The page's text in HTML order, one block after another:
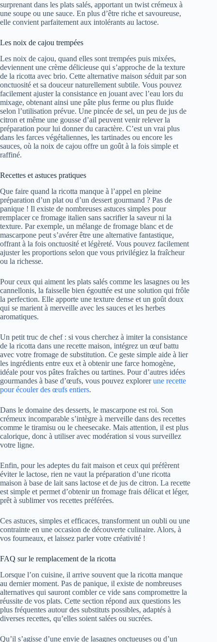
surprenant dans les plats salés, apportant un twist crémeux à
une soupe ou une sauce. En plus d’être riche et savoureuse,
elle convient parfaitement aux intolérants au lactose.
Les noix de cajou trempées
Les noix de cajou, quand elles sont trempées puis mixées,
deviennent une crème délicieuse qui s’approche de la texture
de la ricotta avec brio. Cette alternative maison séduit par son
onctuosité et sa douceur naturellement subtile. Vous pouvez
facilement ajuster la consistance en jouant avec l’eau lors du
mixage, obtenant ainsi une pâte plus ferme ou plus fluide
selon l’utilisation prévue. Une pincée de sel, un peu de jus de
citron et même une gousse d’ail peuvent venir relever la
préparation pour lui donner du caractère. C’est un vrai plus
dans les farces végétaliennes, les tartinades ou encore les
sauces, où la noix de cajou offre un goût à la fois simple et
raffiné.
Recettes et astuces pratiques
Que faire quand la ricotta manque à l’appel en pleine
préparation d’un plat ou d’un dessert gourmand ? Pas de
panique ! Il existe de nombreuses astuces simples pour
remplacer ce fromage italien sans sacrifier la saveur ni la
texture. Par exemple, un mélange de fromage blanc et de
mascarpone peut s’avérer être une alternative fantastique,
offrant à la fois onctuosité et légèreté. Vous pouvez facilement
ajuster les proportions selon que vous privilégiez la fraîcheur
ou la richesse.
Pour ceux qui aiment les plats salés comme les lasagnes ou les
cannellonis, la faisselle bien égouttée est une solution qui frôle
la perfection. Elle apporte une texture dense et un goût doux
qui se marient à merveille avec les sauces et les herbes
aromatiques.
Un petit truc de chef : si vous cherchez à imiter la consistance
de la ricotta dans une recette maison, intégrez un œuf battu
avec votre fromage de substitution. Ce geste simple aide à lier
les ingrédients entre eux et à obtenir une farce homogène,
idéale pour vos pâtes fraîches ou tartines. Pour d’autres idées
gourmandes à base d’œufs, vous pouvez explorerune recette
pour écouler des œufs entiers.
Dans le domaine des desserts, le mascarpone est roi. Son
crémeux incomparable s’intègre à merveille dans des recettes
comme le tiramisu ou le cheesecake. Mais attention, il est plus
calorique, donc à utiliser avec modération si vous surveillez
votre ligne.
Enfin, pour les adeptes du fait maison et ceux qui préfèrent
éviter le lactose, rien ne vaut la préparation d’une ricotta
maison à base de lait sans lactose et de jus de citron. La recette
est simple et permet d’obtenir un fromage frais délicat et léger,
prêt à sublimer vos recettes préférées.
Ces astuces, simples et efficaces, transforment un oubli ou une
contrainte en une occasion de découverte culinaire. Alors, à
vos fourneaux, et laissez parler votre créativité !
FAQ sur le remplacement de la ricotta
Lorsque l’on cuisine, il arrive souvent que la ricotta manque
au dernier moment. Pas de panique, il existe de nombreuses
alternatives qui sauront combler ce vide sans compromettre la
réussite de vos plats. Cette section répond aux questions les
plus fréquentes autour des substituts possibles, adaptés à
diverses recettes, qu’elles soient salées ou sucrées.
Qu’il s’agisse d’une envie de lasagnes onctueuses ou d’un